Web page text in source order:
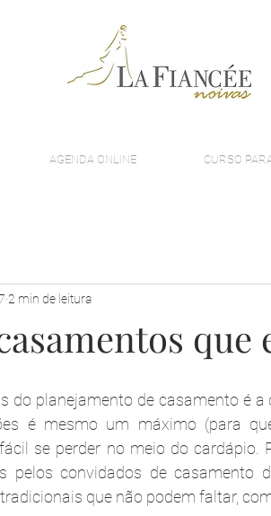
AGENDA ONLINE CURSO
que
2 min de leitura
do planejamento de casamento é
é mesmo um máximo (para
se perder no meio do cardápio.
pelos convidados de casamento
que não podem faltar,